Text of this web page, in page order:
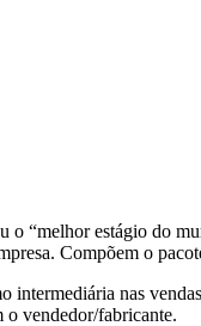
o “melhor estágio do
Compõem o
intermediária nas
o vendedor/fabricante.